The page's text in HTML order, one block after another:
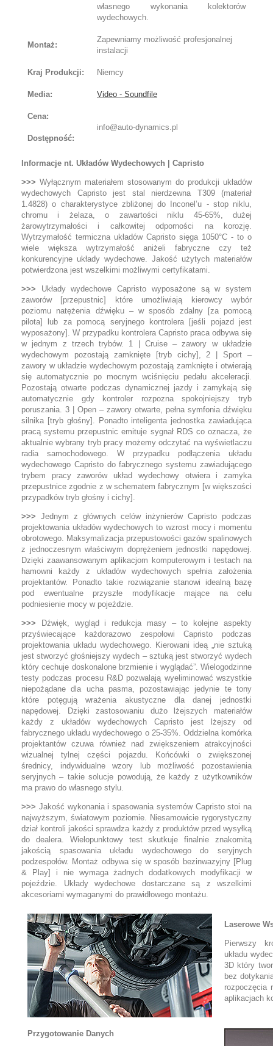
własnego wykonania kolektorów
wydechowych.
Montaż:
Zapewniamy możliwość profesjonalnej
instalacji
Kraj Produkcji: Niemcy
Media: Video - Soundfile
Cena:
info@auto-dynamics.pl
Dostępność:
Informacje nt. Układów Wydechowych | Capristo
>>> Wyłącznym materiałem stosowanym do produkcji układów
wydechowych Capristo jest stal nierdzewna T309 (materiał
1.4828) o charakterystyce zbliżonej do Inconel’u - stop niklu,
chromu i żelaza, o zawartości niklu 45-65%, dużej
żarowytrzymałości i całkowitej odporności na korozję.
Wytrzymałość termiczna układów Capristo sięga 1050°C - to o
wiele większa wytrzymałość aniżeli fabryczne czy też
konkurencyjne układy wydechowe. Jakość użytych materiałów
potwierdzona jest wszelkimi możliwymi certyfikatami.
>>> Układy wydechowe Capristo wyposażone są w system
zaworów [przepustnic] które umożliwiają kierowcy wybór
poziomu natężenia dźwięku – w sposób zdalny [za pomocą
pilota] lub za pomocą seryjnego kontrolera [jeśli pojazd jest
wyposażony]. W przypadku kontrolera Capristo praca odbywa się
w jednym z trzech trybów. 1 | Cruise – zawory w układzie
wydechowym pozostają zamknięte [tryb cichy], 2 | Sport –
zawory w układzie wydechowym pozostają zamknięte i otwierają
się automatycznie po mocnym wciśnięciu pedału akceleracji.
Pozostają otwarte podczas dynamicznej jazdy i zamykają się
automatycznie gdy kontroler rozpozna spokojniejszy tryb
poruszania. 3 | Open – zawory otwarte, pełna symfonia dźwięku
silnika [tryb głośny]. Ponadto inteligenta jednostka zawiadująca
pracą systemu przepustnic emituje sygnał RDS co oznacza, że
aktualnie wybrany tryb pracy możemy odczytać na wyświetlaczu
radia samochodowego. W przypadku podłączenia układu
wydechowego Capristo do fabrycznego systemu zawiadującego
trybem pracy zaworów układ wydechowy otwiera i zamyka
przepustnice zgodnie z w schematem fabrycznym [w większości
przypadków tryb głośny i cichy].
>>> Jednym z głównych celów inżynierów Capristo podczas
projektowania układów wydechowych to wzrost mocy i momentu
obrotowego. Maksymalizacja przepustowości gazów spalinowych
z jednoczesnym właściwym doprężeniem jednostki napędowej.
Dzięki zaawansowanym aplikacjom komputerowym i testach na
hamowni każdy z układów wydechowych spełnia założenia
projektantów. Ponadto takie rozwiązanie stanowi idealną bazę
pod ewentualne przyszłe modyfikacje mające na celu
podniesienie mocy w pojeździe.
>>> Dźwięk, wygląd i redukcja masy – to kolejne aspekty
przyświecające każdorazowo zespołowi Capristo podczas
projektowania układu wydechowego. Kierowani ideą „nie sztuką
jest stworzyć głośniejszy wydech – sztuką jest stworzyć wydech
który cechuje doskonalone brzmienie i wyglądać”. Wielogodzinne
testy podczas procesu R&D pozwalają wyeliminować wszystkie
niepożądane dla ucha pasma, pozostawiając jedynie te tony
które potęgują wrażenia akustyczne dla danej jednostki
napędowej. Dzięki zastosowaniu dużo lżejszych materiałów
każdy z układów wydechowych Capristo jest lżejszy od
fabrycznego układu wydechowego o 25-35%. Oddzielna komórka
projektantów czuwa również nad zwiększeniem atrakcyjności
wizualnej tylnej części pojazdu. Końcówki o zwiększonej
średnicy, indywidualne wzory lub możliwość pozostawienia
seryjnych – takie solucje powodują, że każdy z użytkowników
ma prawo do własnego stylu.
>>> Jakość wykonania i spasowania systemów Capristo stoi na
najwyższym, światowym poziomie. Niesamowicie rygorystyczny
dział kontroli jakości sprawdza każdy z produktów przed wysyłką
do dealera. Wielopunktowy test skutkuje finalnie znakomitą
jakością spasowania układu wydechowego do seryjnych
podzespołów. Montaż odbywa się w sposób bezinwazyjny [Plug
& Play] i nie wymaga żadnych dodatkowych modyfikacji w
pojeździe. Układy wydechowe dostarczane są z wszelkimi
akcesoriami wymaganymi do prawidłowego montażu.
Laserowe
Pierwszy
układu
3D który
bez
rozpoczęcia
aplikacjach
Przygotowanie Danych